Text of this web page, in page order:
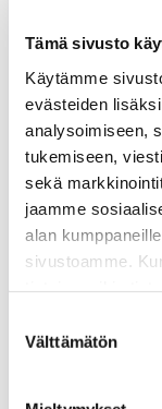
Tämä sivusto
Käytämme
evästeiden
analysoimiseen,
tukemiseen,
sekä
jaamme
alan
sivustoamme.
valinta
Välttämätön
kello
15:00